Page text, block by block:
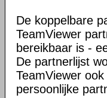
De koppelbare
TeamViewer
bereikbaar is -
De partnerlijst
TeamViewer
persoonlijke